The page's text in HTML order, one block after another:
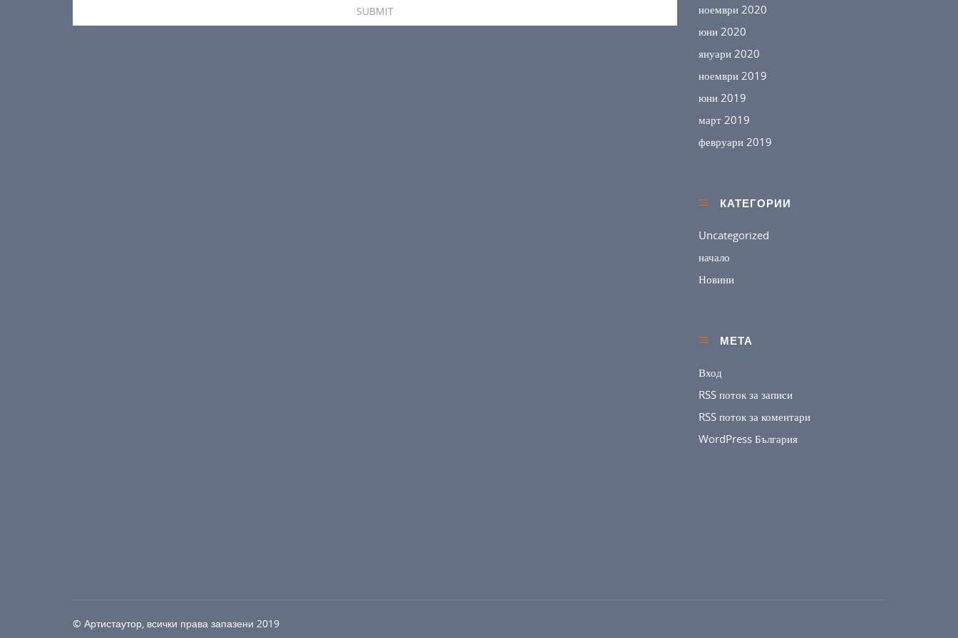
ноември 2020
юни 2020
януари 2020
ноември 2019
юни 2019
март 2019
февруари 2019
КАТЕГОРИИ
Uncategorized
начало
Новини
МЕТА
Вход
RSS поток за записи
RSS поток за коментари
WordPress България
© Артистаутор, всички права запазени 2019